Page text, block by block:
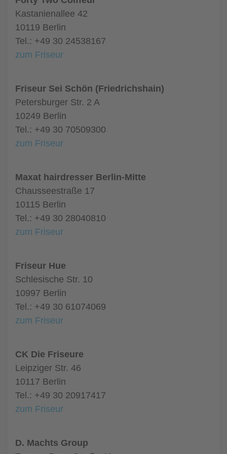
Kastanienallee 42
10119 Berlin
Tel.: +49 30 24538167
zum Friseur
Friseur Sei Schön (Friedrichshain)
Petersburger Str. 2 A
10249 Berlin
Tel.: +49 30 70509300
zum Friseur
Maxat hairdresser Berlin-Mitte
Chausseestraße 17
10115 Berlin
Tel.: +49 30 28040810
zum Friseur
Friseur Hue
Schlesische Str. 10
10997 Berlin
Tel.: +49 30 61074069
zum Friseur
CK Die Friseure
Leipziger Str. 46
10117 Berlin
Tel.: +49 30 20917417
zum Friseur
D. Machts Group